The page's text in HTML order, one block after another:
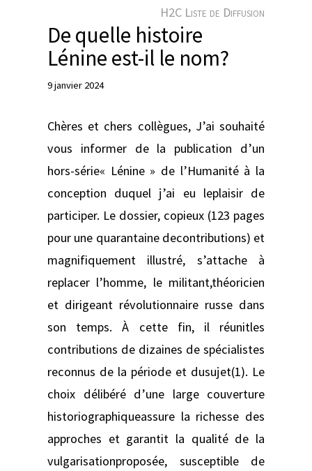
H2C Liste de Diffusion
De quelle histoire
Lénine est-il le nom?
9 janvier 2024
Chères et chers collègues, J’ai souhaité
vous informer de la publication d’un
hors-série« Lénine » de l’Humanité à la
conception duquel j’ai eu leplaisir de
participer. Le dossier, copieux (123 pages
pour une quarantaine decontributions) et
magnifiquement illustré, s’attache à
replacer l’homme, le militant,théoricien
et dirigeant révolutionnaire russe dans
son temps. À cette fin, il réunitles
contributions de dizaines de spécialistes
reconnus de la période et dusujet(1). Le
choix délibéré d’une large couverture
historiographiqueassure la richesse des
approches et garantit la qualité de la
vulgarisationproposée, susceptible de